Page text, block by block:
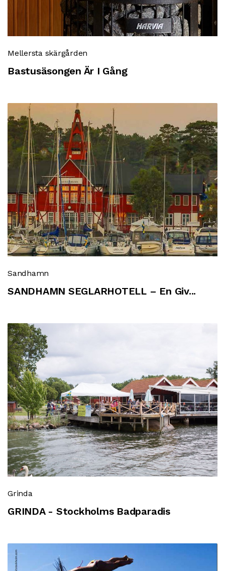
Mellersta skärgården
Bastusäsongen Är I Gång
Sandhamn
SANDHAMN SEGLARHOTELL – En Giv...
Grinda
GRINDA - Stockholms Badparadis